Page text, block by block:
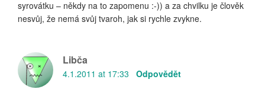
syrovátku – někdy na to zapomenu :-)) a za chvilku je člověk
nesvůj, že nemá svůj tvaroh, jak si rychle zvykne.
Libča
4.1.2011 at 17:33 Odpovědět